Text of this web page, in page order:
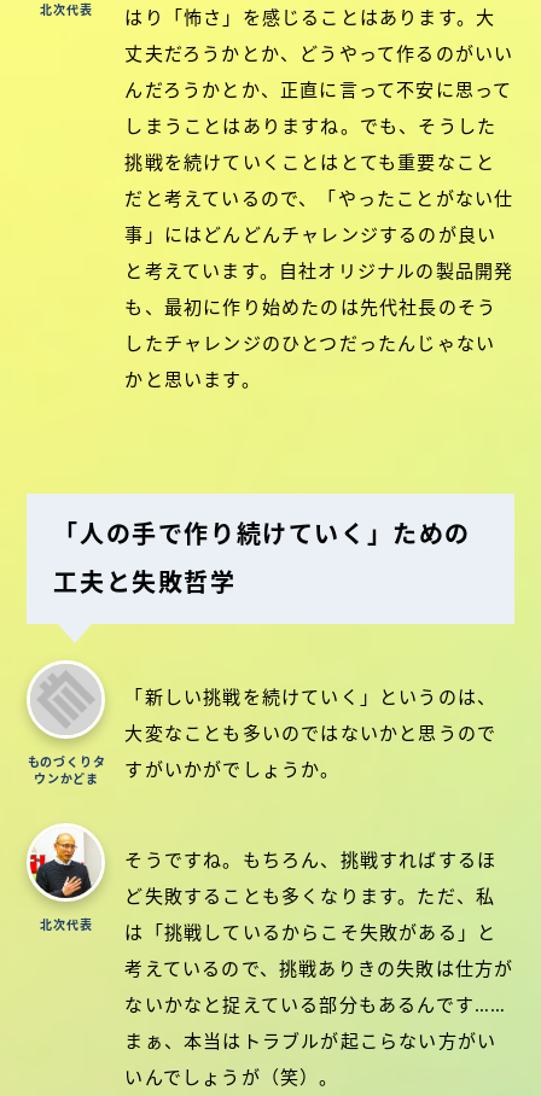
北次代表
はり「怖さ」を感じることはあります。大
丈夫だろうかとか、どうやって作るのがいい
んだろうかとか、正直に言って不安に思って
しまうことはありますね。でも、そうした
挑戦を続けていくことはとても重要なこと
だと考えているので、「やったことがない仕
事」にはどんどんチャレンジするのが良い
と考えています。自社オリジナルの製品開発
も、最初に作り始めたのは先代社長のそう
したチャレンジのひとつだったんじゃない
かと思います。
「人の手で作り続けていく」ための
工夫と失敗哲学
ものづくりタ
ウンかどま
「新しい挑戦を続けていく」というのは、
大変なことも多いのではないかと思うので
すがいかがでしょうか。
北次代表
そうですね。もちろん、挑戦すればするほ
ど失敗することも多くなります。ただ、私
は「挑戦しているからこそ失敗がある」と
考えているので、挑戦ありきの失敗は仕方が
ないかなと捉えている部分もあるんです……
まぁ、本当はトラブルが起こらない方がい
いんでしょうが（笑）。